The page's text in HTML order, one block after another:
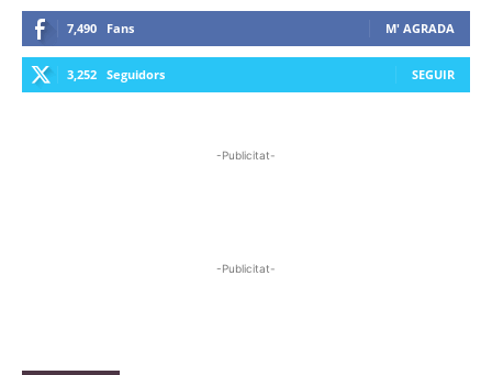
7,490 Fans M' AGRADA
3,252 Seguidors SEGUIR
-Publicitat-
-Publicitat-